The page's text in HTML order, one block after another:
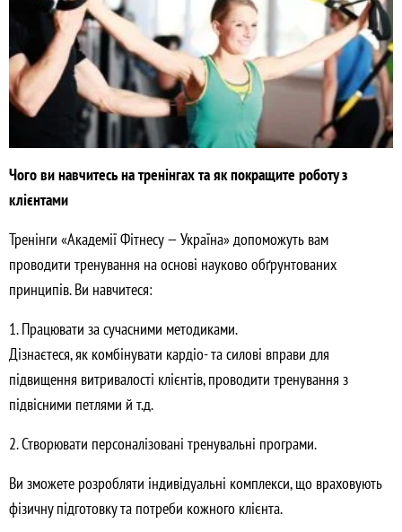
Чого ви навчитесь на тренінгах та як покращите роботу з
клієнтами
Тренінги «Академії Фітнесу — Україна» допоможуть вам
проводити тренування на основі науково обґрунтованих
принципів. Ви навчитеся:
1. Працювати за сучасними методиками.
Дізнаєтеся, як комбінувати кардіо- та силові вправи для
підвищення витривалості клієнтів, проводити тренування з
підвісними петлями й т.д.
2. Створювати персоналізовані тренувальні програми.
Ви зможете розробляти індивідуальні комплекси, що враховують
фізичну підготовку та потреби кожного клієнта.